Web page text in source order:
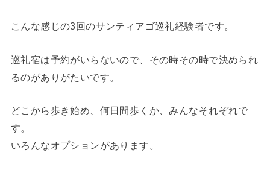
こんな感じの3回のサンティアゴ巡礼経験者です。
巡礼宿は予約がいらないので、その時その時で決められ
るのがありがたいです。
どこから歩き始め、何日間歩くか、みんなそれぞれで
す。
いろんなオプションがあります。